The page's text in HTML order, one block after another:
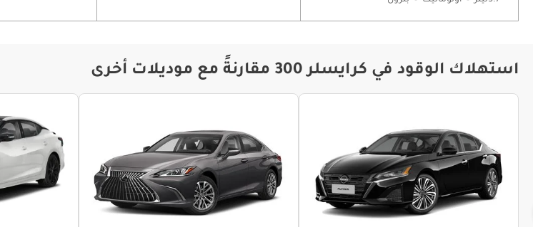
استهلاك الوقود في كرايسلر 300 مقارنةً مع موديلات أخرى